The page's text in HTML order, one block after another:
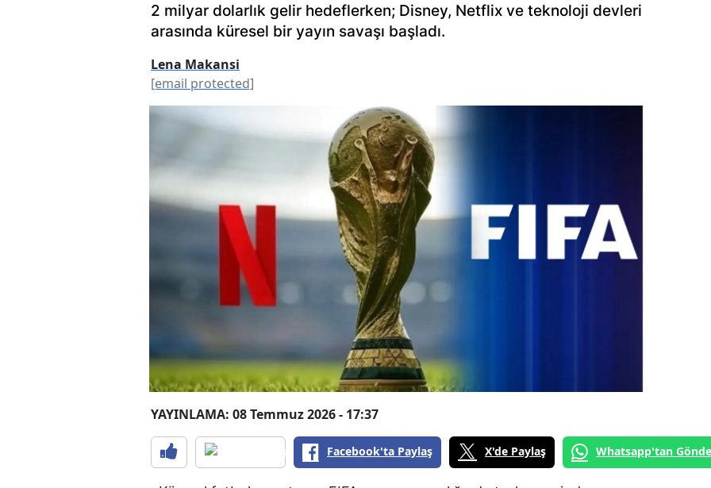
2 milyar dolarlık gelir hedeflerken; Disney, Netflix ve teknoloji devleri
arasında küresel bir yayın savaşı başladı.
Lena Makansi
[email protected]
YAYINLAMA: 08 Temmuz 2026 - 17:37
Facebook'ta Paylaş X'de Paylaş Whatsapp'tan